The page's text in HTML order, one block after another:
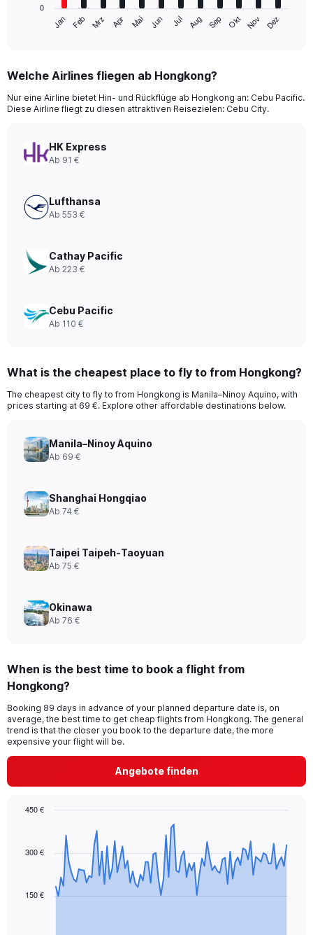
Range:
12
categories.
has
displaying
values.
to
360.
Jan Feb Mrz Apr Mai Jun Jul Aug Sep Okt Nov Dez
0
Welche Airlines fliegen ab Hongkong?
Nur eine Airline bietet Hin- und Rückflüge ab Hongkong an: Cebu Pacific.
Diese Airline fliegt zu diesen attraktiven Reisezielen: Cebu City.
HK Express
Ab 91 €
Lufthansa
Ab 553 €
Cathay Pacific
Ab 223 €
Cebu Pacific
Ab 110 €
What is the cheapest place to fly to from Hongkong?
The cheapest city to fly to from Hongkong is Manila–Ninoy Aquino, with
prices starting at 69 €. Explore other affordable destinations below.
Manila–Ninoy Aquino
Ab 69 €
Shanghai Hongqiao
Ab 74 €
Taipei Taipeh-Taoyuan
Ab 75 €
Okinawa
Ab 76 €
When is the best time to book a flight from
Hongkong?
Booking 89 days in advance of your planned departure date is, on
average, the best time to get cheap flights from Hongkong. The general
trend is that the closer you book to the departure date, the more
expensive your flight will be.
Angebote finden
data
The
150 €
300 €
450 €